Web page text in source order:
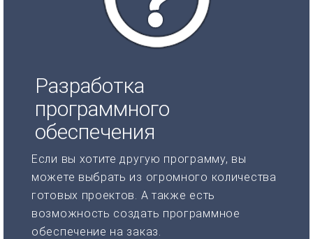
Разработка
программного
обеспечения
Если вы хотите другую программу, вы
можете выбрать из огромного количества
готовых проектов. А также есть
возможность создать программное
обеспечение на заказ.